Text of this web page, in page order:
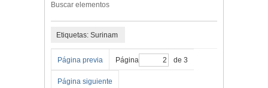
Buscar elementos
Etiquetas: Surinam
Página previa Página de 3
Página siguiente